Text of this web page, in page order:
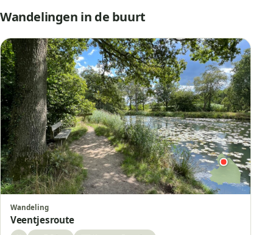
Wandelingen in de buurt
Wandeling
Veentjesroute